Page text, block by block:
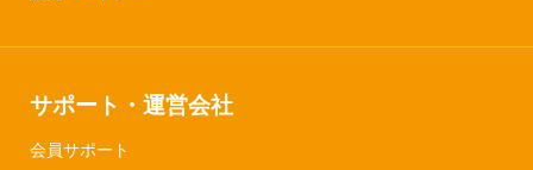
サポート・運営会社
会員サポート